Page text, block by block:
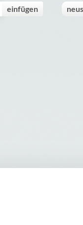
einfügen